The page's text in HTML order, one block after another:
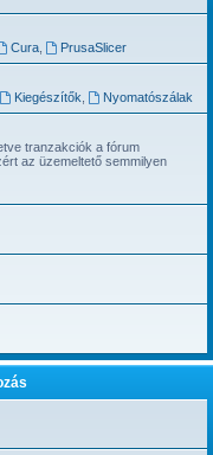
Cura, PrusaSlicer
Kiegészítők Nyomatószálak
tranzakciók a fórum
az üzemeltető semmilyen